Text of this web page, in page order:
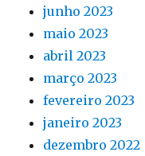
junho 2023
maio 2023
abril 2023
março 2023
fevereiro 2023
janeiro 2023
dezembro 2022